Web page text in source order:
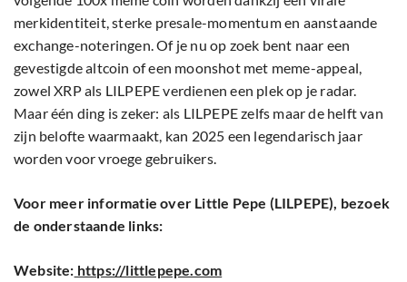
merkidentiteit, sterke presale-momentum en aanstaande
exchange-noteringen. Of je nu op zoek bent naar een
gevestigde altcoin of een moonshot met meme-appeal,
zowel XRP als LILPEPE verdienen een plek op je radar.
Maar één ding is zeker: als LILPEPE zelfs maar de helft van
zijn belofte waarmaakt, kan 2025 een legendarisch jaar
worden voor vroege gebruikers.
Voor meer informatie over Little Pepe (LILPEPE), bezoek
de onderstaande links:
Website: https://littlepepe.com